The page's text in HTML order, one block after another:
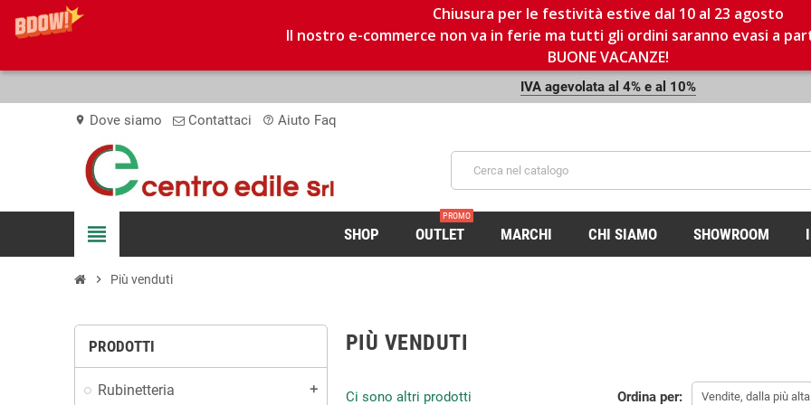
Chiusura per le festività estive dal 10 al 23 agosto
Il nostro e-commerce non va in ferie ma tutti gli ordini saranno evasi a
BUONE VACANZE!
IVA agevolata al 4% e al 10%
location_on Dove siamo Contattaci help_outline Aiuto Faq
view_headline SHOP OUTLET
PROMO
MARCHI CHI SIAMO SHOWROOM
chevron_right Più venduti
PRODOTTI
Rubinetteria add
PIÙ VENDUTI
Ordina per: Vendite, dalla più alta
Ci sono altri prodotti